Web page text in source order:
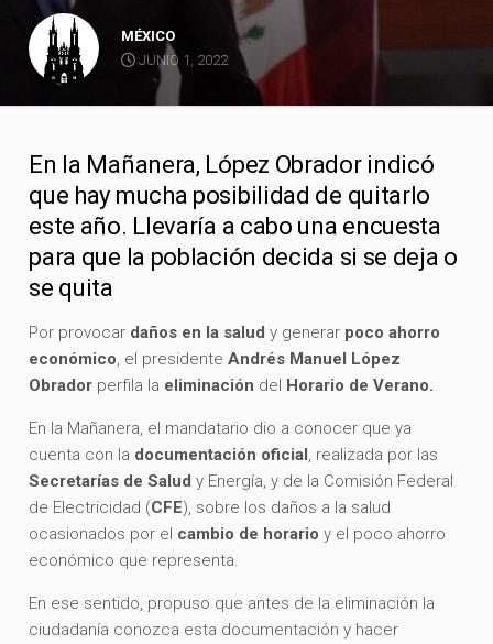
MÉXICO
JUNIO 1, 2022
En la Mañanera, López Obrador indicó
que hay mucha posibilidad de quitarlo
este año. Llevaría a cabo una encuesta
para que la población decida si se deja o
se quita
Por provocar daños en la salud y generar poco ahorro
económico, el presidenteAndrés Manuel López
Obrador perfila la eliminación del Horario de Verano.
En la Mañanera, el mandatario dio a conocer que ya
cuenta con la documentación oficial, realizada por las
Secretarías de Salud y Energía, y de la Comisión Federal
de Electricidad (CFE), sobre los daños a la salud
ocasionados por el cambio de horarioy el poco ahorro
económico que representa.
En ese sentido, propuso que antes de la eliminación la
ciudadanía conozca esta documentación y hacer